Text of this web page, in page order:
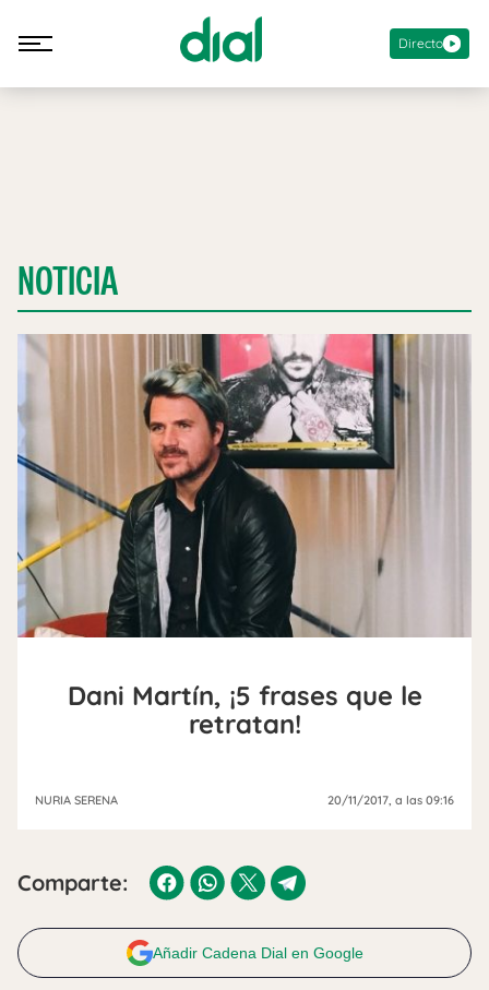
Directo
NOTICIA
Dani Martín, ¡5 frases que le
retratan!
NURIA SERENA 20/11/2017 , a las 09:16
Comparte:
Añadir Cadena Dial en Google